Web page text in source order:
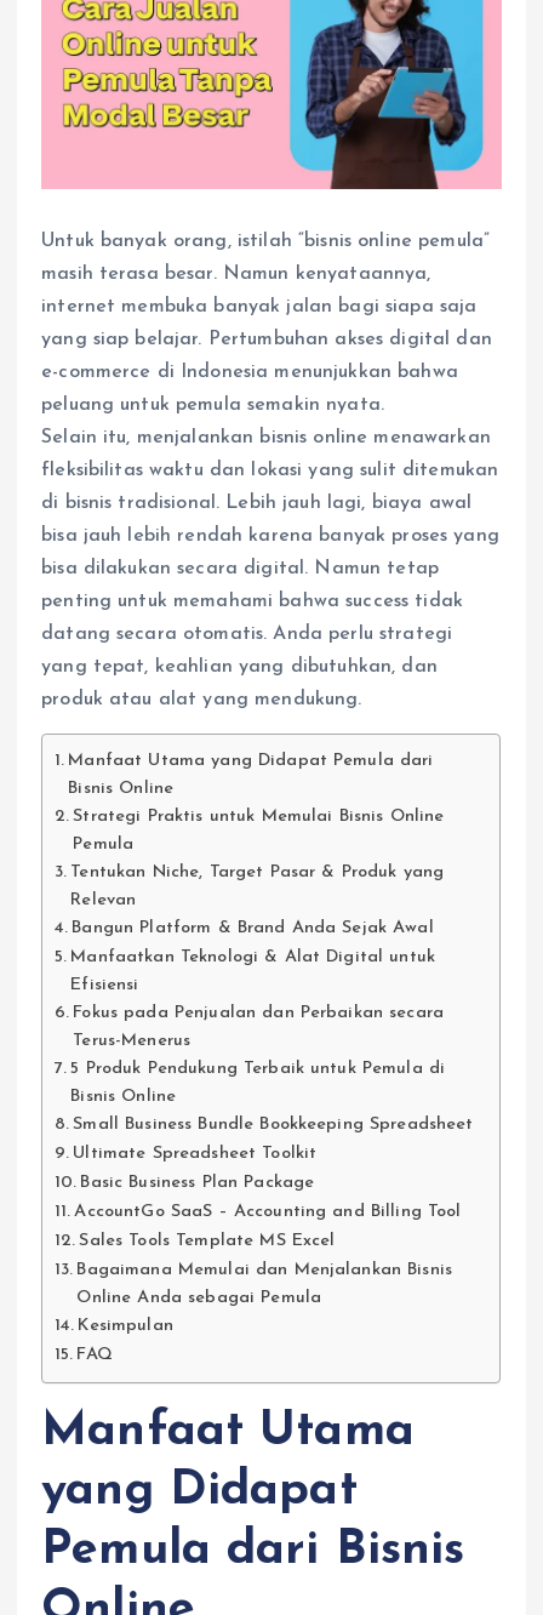
Untuk banyak orang, istilah “bisnis online pemula”
masih terasa besar. Namun kenyataannya,
internet membuka banyak jalan bagi siapa saja
yang siap belajar. Pertumbuhan akses digital dan
e-commerce di Indonesia menunjukkan bahwa
peluang untuk pemula semakin nyata.
Selain itu, menjalankan bisnis online menawarkan
fleksibilitas waktu dan lokasi yang sulit ditemukan
di bisnis tradisional. Lebih jauh lagi, biaya awal
bisa jauh lebih rendah karena banyak proses yang
bisa dilakukan secara digital. Namun tetap
penting untuk memahami bahwa success tidak
datang secara otomatis. Anda perlu strategi
yang tepat, keahlian yang dibutuhkan, dan
produk atau alat yang mendukung.
Manfaat Utama yang Didapat Pemula dari
Bisnis Online
Strategi Praktis untuk Memulai Bisnis Online
Pemula
Tentukan Niche, Target Pasar & Produk yang
Relevan
Bangun Platform & Brand Anda Sejak Awal
Manfaatkan Teknologi & Alat Digital untuk
Efisiensi
Fokus pada Penjualan dan Perbaikan secara
Terus-Menerus
5 Produk Pendukung Terbaik untuk Pemula di
Bisnis Online
Small Business Bundle Bookkeeping Spreadsheet
Ultimate Spreadsheet Toolkit
Basic Business Plan Package
AccountGo SaaS – Accounting and Billing Tool
Sales Tools Template MS Excel
Bagaimana Memulai dan Menjalankan Bisnis
Online Anda sebagai Pemula
Kesimpulan
FAQ
Manfaat Utama
yang Didapat
Pemula dari Bisnis